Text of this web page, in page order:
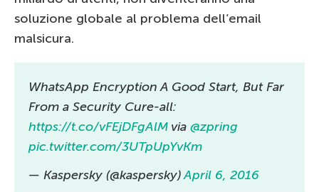
soluzione globale al problema dell’email
malsicura.
WhatsApp Encryption A Good Start, But Far
From a Security Cure-all:
https://t.co/vFEjDFgAlM via @zpring
pic.twitter.com/3UTpUpYvKm
— Kaspersky (@kaspersky)April 6, 2016